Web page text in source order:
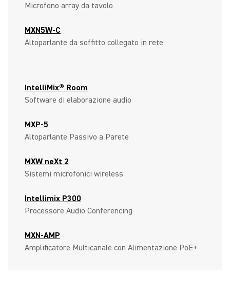
Microfono array da tavolo
MXN5W-C
Altoparlante da soffitto collegato in rete
IntelliMix® Room
Software di elaborazione audio
MXP-5
Altoparlante Passivo a Parete
MXW neXt 2
Sistemi microfonici wireless
Intellimix P300
Processore Audio Conferencing
MXN-AMP
Amplificatore Multicanale con Alimentazione PoE+